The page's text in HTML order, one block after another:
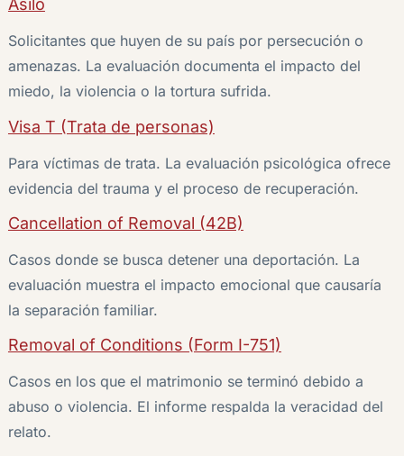
Asilo
Solicitantes que huyen de su país por persecución o
amenazas. La evaluación documenta el impacto del
miedo, la violencia o la tortura sufrida.
Visa T (Trata de personas)
Para víctimas de trata. La evaluación psicológica ofrece
evidencia del trauma y el proceso de recuperación.
Cancellation of Removal (42B)
Casos donde se busca detener una deportación. La
evaluación muestra el impacto emocional que causaría
la separación familiar.
Removal of Conditions (Form I-751)
Casos en los que el matrimonio se terminó debido a
abuso o violencia. El informe respalda la veracidad del
relato.